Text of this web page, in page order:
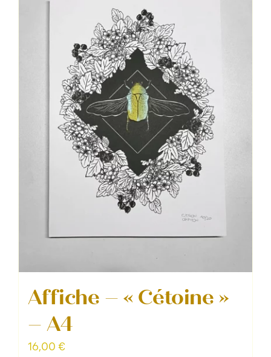
Affiche – « Cétoine »
– A4
16,00 €